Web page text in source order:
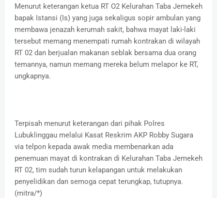
Menurut keterangan ketua RT O2 Kelurahan Taba Jemekeh
bapak Istansi (Is) yang juga sekaligus sopir ambulan yang
membawa jenazah kerumah sakit, bahwa mayat laki-laki
tersebut memang menempati rumah kontrakan di wilayah
RT 02 dan berjualan makanan seblak bersama dua orang
temannya, namun memang mereka belum melapor ke RT,
ungkapnya.
Terpisah menurut keterangan dari pihak Polres
Lubuklinggau melalui Kasat Reskrim AKP Robby Sugara
via telpon kepada awak media membenarkan ada
penemuan mayat di kontrakan di Kelurahan Taba Jemekeh
RT 02, tim sudah turun kelapangan untuk melakukan
penyelidikan dan semoga cepat terungkap, tutupnya.
(mitra/*)